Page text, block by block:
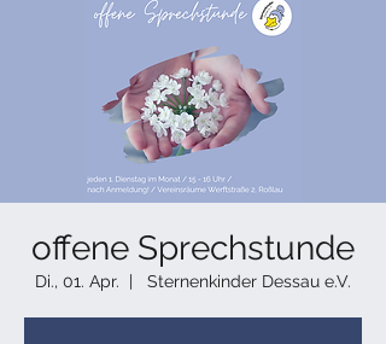
offene Sprechstunde
Di., 01. Apr.
  |
Sternenkinder Dessau e.V.